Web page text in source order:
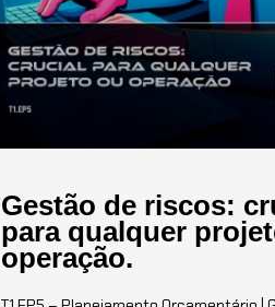
Gestão de riscos:
para qualquer
operação.